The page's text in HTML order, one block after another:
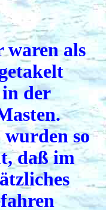
als
der
so
daß im